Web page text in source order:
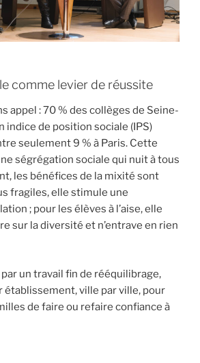
comme levier de réussite
appel : 70 % des collèges de Seine-
indice de position sociale (IPS)
seulement 9 % à Paris. Cette
ségrégation sociale qui nuit à tous
les bénéfices de la mixité sont
fragiles, elle stimule une
; pour les élèves à l’aise, elle
sur la diversité et n’entrave en rien
un travail fin de rééquilibrage,
établissement, ville par ville, pour
de faire ou refaire confiance à